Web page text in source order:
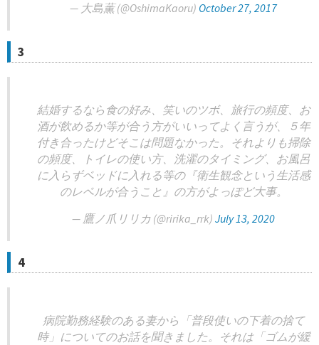
— 大島薫 (@OshimaKaoru) October 27, 2017
3
結婚するなら食の好み、笑いのツボ、旅行の頻度、お
酒が飲めるか等が合う方がいいってよく言うが、５年
付き合ったけどそこは問題なかった。それよりも掃除
の頻度、トイレの使い方、洗濯のタイミング、お風呂
に入らずベッドに入れる等の『衛生観念という生活感
のレベルが合うこと』の方がよっぽど大事。
— 鷹ノ爪リリカ (@ririka_rrk) July 13, 2020
4
病院勤務経験のある妻から「普段使いの下着の捨て
時」についてのお話を聞きました。それは「ゴムが緩